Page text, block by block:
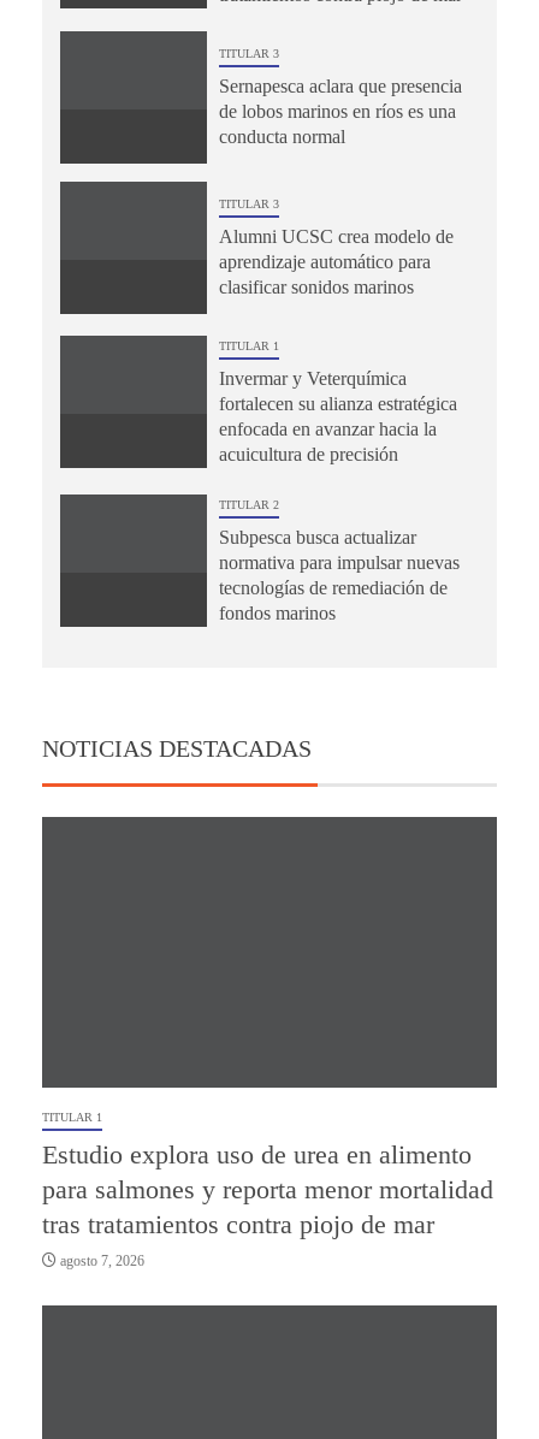
TITULAR 3
Sernapesca aclara que presencia
de lobos marinos en ríos es una
conducta normal
TITULAR 3
Alumni UCSC crea modelo de
aprendizaje automático para
clasificar sonidos marinos
TITULAR 1
Invermar y Veterquímica
fortalecen su alianza estratégica
enfocada en avanzar hacia la
acuicultura de precisión
TITULAR 2
Subpesca busca actualizar
normativa para impulsar nuevas
tecnologías de remediación de
fondos marinos
NOTICIAS DESTACADAS
TITULAR 1
Estudio explora uso de urea en alimento
para salmones y reporta menor mortalidad
tras tratamientos contra piojo de mar
agosto 7, 2026